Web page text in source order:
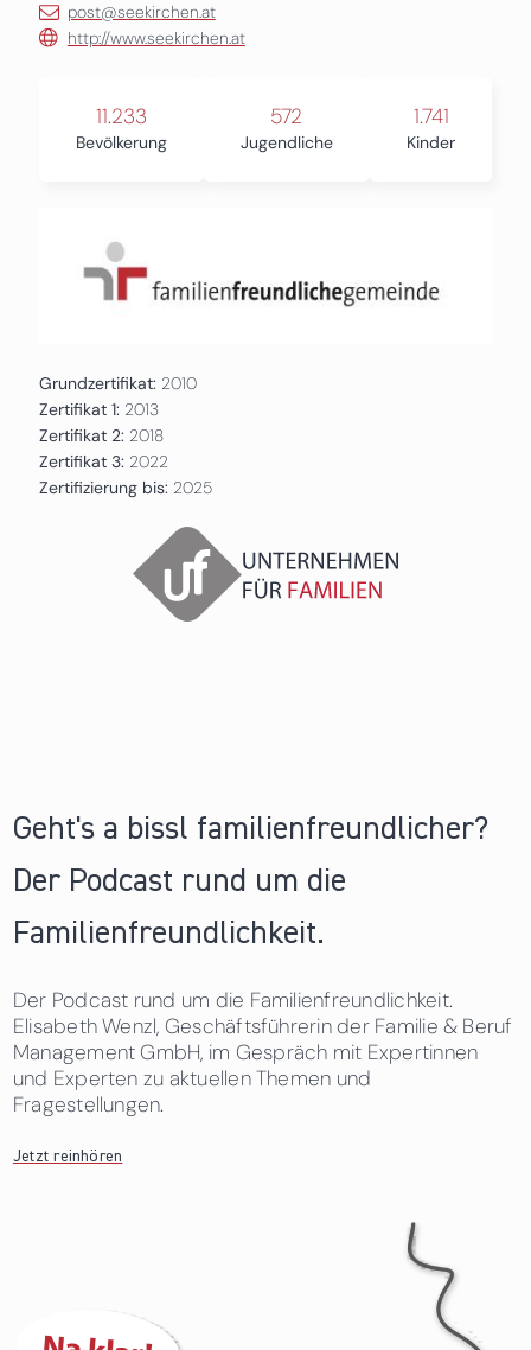
post@seekirchen.at
http://www.seekirchen.at
11.233
Bevölkerung
572
Jugendliche
1.741
Kinder
Grundzertifikat: 2010
Zertifikat 1: 2013
Zertifikat 2: 2018
Zertifikat 3: 2022
Zertifizierung bis: 2025
Geht's a bissl familienfreundlicher?
Der Podcast rund um die
Familienfreundlichkeit.
Der Podcast rund um die Familienfreundlichkeit.
Elisabeth Wenzl, Geschäftsführerin der Familie & Beruf
Management GmbH, im Gespräch mit Expertinnen
und Experten zu aktuellen Themen und
Fragestellungen.
Jetzt reinhören